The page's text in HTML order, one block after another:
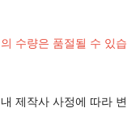
수량은 품절될 수 있습
제작사 사정에 따라 변